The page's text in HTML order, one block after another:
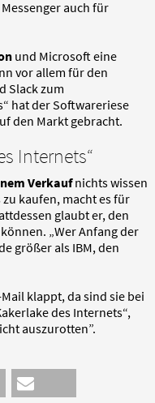
auch für
und Microsoft eine
vor allem für den
Slack zum
hat der Softwareriese
den Markt gebracht.
Internets“
Verkaufnichts wissen
kaufen, macht es für
glaubt er, den
„Wer Anfang der
größer als IBM, den
klappt, da sind sie bei
des Internets“,
auszurotten”.